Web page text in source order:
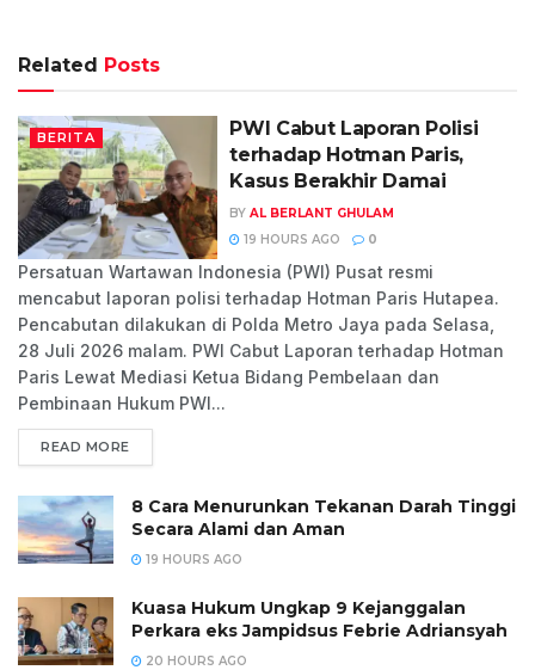
Related Posts
BERITA
PWI Cabut Laporan Polisi
terhadap Hotman Paris,
Kasus Berakhir Damai
BY AL BERLANT GHULAM
19 HOURS AGO
0
Persatuan Wartawan Indonesia (PWI) Pusat resmi
mencabut laporan polisi terhadap Hotman Paris Hutapea.
Pencabutan dilakukan di Polda Metro Jaya pada Selasa,
28 Juli 2026 malam. PWI Cabut Laporan terhadap Hotman
Paris Lewat Mediasi Ketua Bidang Pembelaan dan
Pembinaan Hukum PWI...
READ MORE
8 Cara Menurunkan Tekanan Darah Tinggi
Secara Alami dan Aman
19 HOURS AGO
Kuasa Hukum Ungkap 9 Kejanggalan
Perkara eks Jampidsus Febrie Adriansyah
20 HOURS AGO